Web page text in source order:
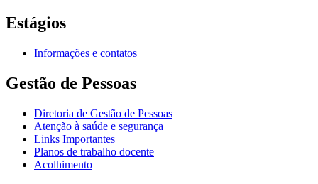
Estágios
Informações e contatos
Gestão de Pessoas
Diretoria de Gestão de Pessoas
Atenção à saúde e segurança
Links Importantes
Planos de trabalho docente
Acolhimento